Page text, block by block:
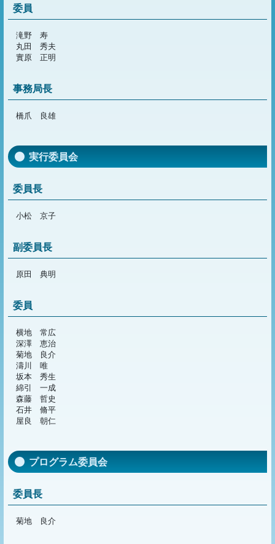
委員
滝野 寿
丸田 秀夫
實原 正明
事務局長
橋爪 良雄
実行委員会
委員長
小松 京子
副委員長
原田 典明
委員
横地 常広
深澤 恵治
菊地 良介
濤川 唯
坂本 秀生
綿引 一成
森藤 哲史
石井 脩平
屋良 朝仁
プログラム委員会
委員長
菊地 良介